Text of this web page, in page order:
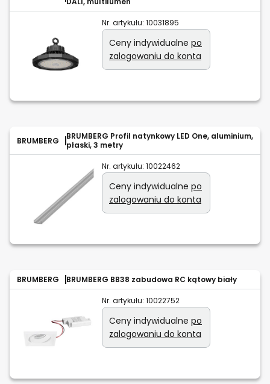
Nr. artykułu: 10031895
Ceny indywidualne po
zalogowaniu do konta
BRUMBERG
BRUMBERG Profil natynkowy LED One, aluminium,
płaski, 3 metry
Nr. artykułu: 10022462
Ceny indywidualne po
zalogowaniu do konta
BRUMBERG BRUMBERG BB38 zabudowa RC kątowy biały
Nr. artykułu: 10022752
Ceny indywidualne po
zalogowaniu do konta